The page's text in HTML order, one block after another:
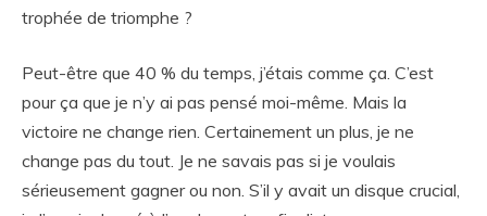
trophée de triomphe ?
Peut-être que 40 % du temps, j’étais comme ça. C’est
pour ça que je n’y ai pas pensé moi-même. Mais la
victoire ne change rien. Certainement un plus, je ne
change pas du tout. Je ne savais pas si je voulais
sérieusement gagner ou non. S’il y avait un disque crucial,